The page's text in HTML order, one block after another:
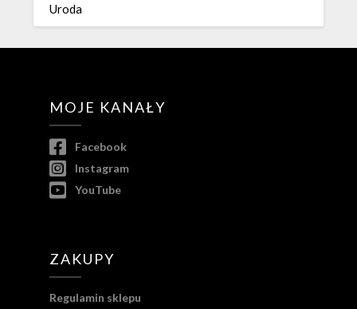
Uroda
MOJE KANAŁY
Facebook
Instagram
YouTube
ZAKUPY
Regulamin sklepu